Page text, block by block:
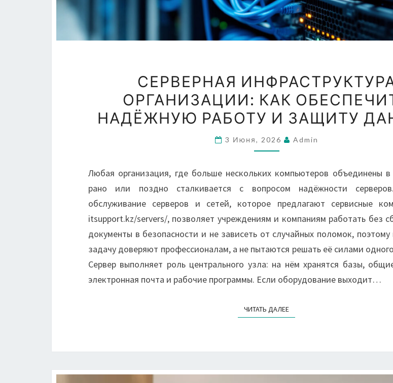
ИНФРАСТРУКТУРА
ОРГАНИЗАЦИИ:
КАК
ОБЕСПЕЧИТЬ
НАДЁЖНУЮ
И
ЗАЩИТУ
ДАННЫХ
СЕРВЕРНАЯ
ОРГАНИЗАЦИИ: КАК
НАДЁЖНУЮ РАБОТУ И ЗАЩИТУ
3 Июня, 2026 Admin
Любая организация, где больше нескольких компьютеров объединены
рано или поздно сталкивается с вопросом надёжности
обслуживание серверов и сетей, которое предлагают сервисные
itsupport.kz/servers/, позволяет учреждениям и компаниям работать без
документы в безопасности и не зависеть от случайных поломок,
задачу доверяют профессионалам, а не пытаются решать её силами
Сервер выполняет роль центрального узла: на нём хранятся базы,
электронная почта и рабочие программы. Если оборудование выходит…
ЧИТАТЬ ДАЛЕЕЧИТАТЬ ДАЛЕЕ